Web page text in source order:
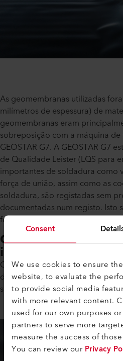
Consent
We use cookies to ensure
website, to evaluate the
to provide social media
with more relevant content.
used for our own purposes
partners to serve more
measure the success of
You can review ourPrivacy
As geomembranas utilizadas
milímetros de espessura) de
geomembranas eram
sobreposição com a máquina
GEOSTAR G7. A GEOSTAR G7
de Qualidade Leister (LQS para
importantes de soldadura como
força de união, assim como as
soldadura, são registadas sem
documentadas num registo. Isto
fornecer provas da qualidade da
Garantia de
inspeção da
Como mencionado na secção
dos tanques de decantação
sobreposição.